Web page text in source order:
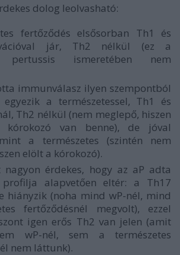
dolog leolvasható:
fertőződés elsősorban Th1 és
jár, Th2 nélkül (ez a
pertussis ismeretében nem
immunválasz ilyen szempontból
a természetessel, Th1 és
Th2 nélkül (nem meglepő, hiszen
kórokozó van benne), de jóval
a természetes (szintén nem
elölt a kórokozó).
nagyon érdekes, hogy az aP adta
alapvetően eltér: a Th17
hiányzik (noha mind wP-nél, mind
fertőződésnél megvolt), ezzel
igen erős Th2 van jelen (amit
wP-nél, sem a természetes
nem láttunk).